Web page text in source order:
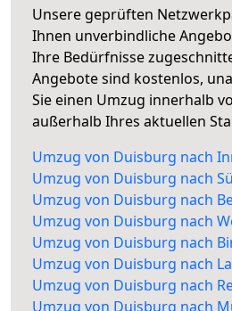
Unsere geprüften
Ihnen unverbindliche
Ihre Bedürfnisse
Angebote sind kostenlos,
Sie einen Umzug innerhalb
außerhalb Ihres aktuellen
Umzug von Duisburg nach
Umzug von Duisburg nach
Umzug von Duisburg nach
Umzug von Duisburg nach
Umzug von Duisburg nach
Umzug von Duisburg nach
Umzug von Duisburg nach
Umzug von Duisburg nach